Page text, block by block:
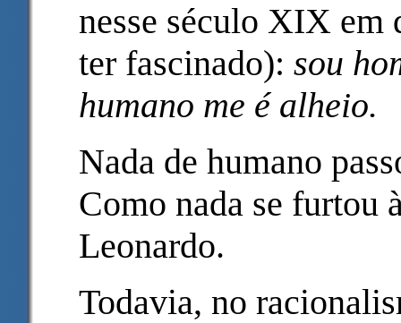
nesse século XIX em
ter fascinado): sou
humano me é alheio.
Nada de humano
Como nada se furtou
Leonardo.
Todavia, no